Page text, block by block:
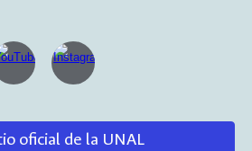
oficial de la UNAL